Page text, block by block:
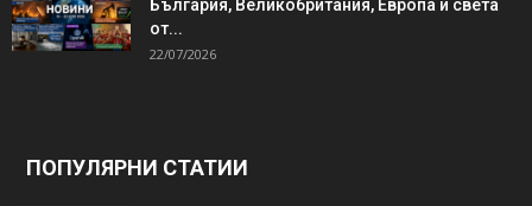
България, Великобритания, Европа и света
от...
22/07/2026
ПОПУЛЯРНИ СТАТИИ